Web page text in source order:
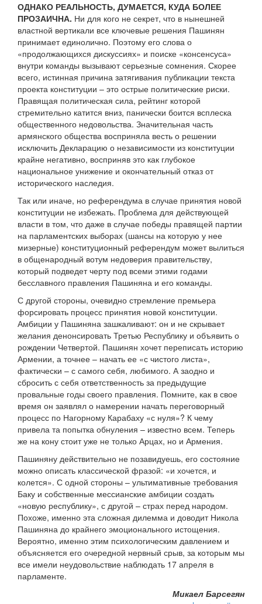
ОДНАКО РЕАЛЬНОСТЬ, ДУМАЕТСЯ, КУДА БОЛЕЕ
ПРОЗАИЧНА. Ни для кого не секрет, что в нынешней
властной вертикали все ключевые решения Пашинян
принимает единолично. Поэтому его слова о
«продолжающихся дискуссиях» и поиске «консенсуса»
внутри команды вызывают серьезные сомнения. Скорее
всего, истинная причина затягивания публикации текста
проекта конституции – это острые политические риски.
Правящая политическая сила, рейтинг которой
стремительно катится вниз, панически боится всплеска
общественного недовольства. Значительная часть
армянского общества восприняла весть о решении
исключить Декларацию о независимости из конституции
крайне негативно, восприняв это как глубокое
национальное унижение и окончательный отказ от
исторического наследия.
Так или иначе, но референдума в случае принятия новой
конституции не избежать. Проблема для действующей
власти в том, что даже в случае победы правящей партии
на парламентских выборах (шансы на которую у нее
мизерные) конституционный референдум может вылиться
в общенародный вотум недоверия правительству,
который подведет черту под всеми этими годами
бесславного правления Пашиняна и его команды.
С другой стороны, очевидно стремление премьера
форсировать процесс принятия новой конституции.
Амбиции у Пашиняна зашкаливают: он и не скрывает
желания денонсировать Третью Республику и объявить о
рождении Четвертой. Пашинян хочет переписать историю
Армении, а точнее – начать ее «с чистого листа»,
фактически – с самого себя, любимого. А заодно и
сбросить с себя ответственность за предыдущие
провальные годы своего правления. Помните, как в свое
время он заявлял о намерении начать переговорный
процесс по Нагорному Карабаху «с нуля»? К чему
привела та попытка обнуления – известно всем. Теперь
же на кону стоит уже не только Арцах, но и Армения.
Пашиняну действительно не позавидуешь, его состояние
можно описать классической фразой: «и хочется, и
колется». С одной стороны – ультимативные требования
Баку и собственные мессианские амбиции создать
«новую республику», с другой – страх перед народом.
Похоже, именно эта сложная дилемма и доводит Никола
Пашиняна до крайнего эмоционального истощения.
Вероятно, именно этим психологическим давлением и
объясняется его очередной нервный срыв, за которым мы
все имели неудовольствие наблюдать 17 апреля в
парламенте.
Микаел Барсегян